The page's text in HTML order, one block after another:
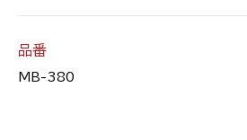
品番
MB-380